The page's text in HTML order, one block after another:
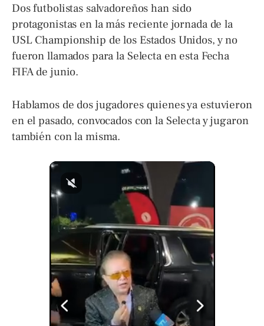
Dos futbolistas salvadoreños han sido
protagonistas en la más reciente jornada de la
USL Championship de los Estados Unidos, y no
fueron llamados para la Selecta en esta Fecha
FIFA de junio.
Hablamos de dos jugadores quienes ya estuvieron
en el pasado, convocados con la Selecta y jugaron
también con la misma.